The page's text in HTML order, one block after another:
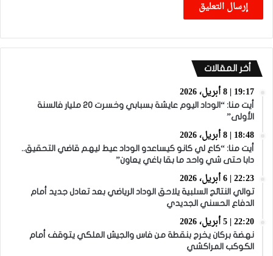
أخر المقالات
19:17 | 8 أبريل، 2026
أيت منا: “الوداد اليوم عايشة بسبابي وخسرت 20 مليار فالسنة
الأولى”
18:48 | 8 أبريل، 2026
أيت منا: “كاع لي كانو كيساعدو الوداد عيط ليهم قاضي التحقيق..
دابا حتى شي واحد ما بقا باغي يعاون”
22:23 | 6 أبريل، 2026
توالي النتائج السلبية يلاحق الوداد الرياضي بعد تعادل جديد أمام
الدفاع الحسني الجديدي
22:20 | 5 أبريل، 2026
نهضة بركان يخرج بنقطة من فاس والجيش الملكي يتوقف أمام
الكوكب المراكشي